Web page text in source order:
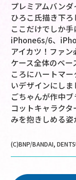
プレミアムバン
ひろこ氏描き下
ここだけでしか
iPhone6s/6、
アイカツ！ファン
ケース全体のベ
ころにハートマ
いデザインにし
ごちゃんが作中
コットキャラク
みを抱きしめる姿
(C)BNP/BANDAI,